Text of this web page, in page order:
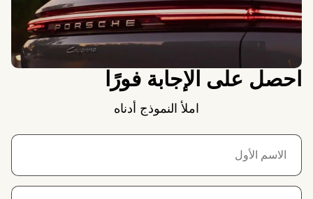
احصل على الإجابة فورًا
املأ النموذج أدناه